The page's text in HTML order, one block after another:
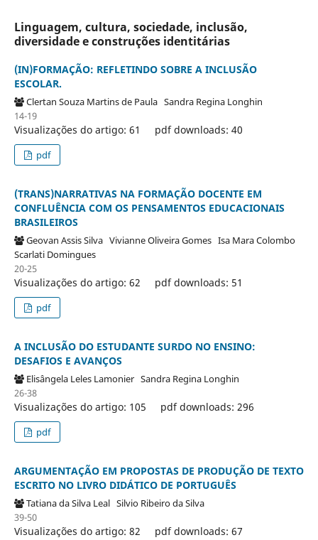
Linguagem, cultura, sociedade, inclusão,
diversidade e construções identitárias
(IN)FORMAÇÃO: REFLETINDO SOBRE A INCLUSÃO
ESCOLAR.
Clertan Souza Martins de Paula Sandra Regina Longhin
14-19
Visualizações do artigo: 61 pdf downloads: 40
pdf
(TRANS)NARRATIVAS NA FORMAÇÃO DOCENTE EM
CONFLUÊNCIA COM OS PENSAMENTOS EDUCACIONAIS
BRASILEIROS
Geovan Assis Silva Vivianne Oliveira Gomes Isa Mara Colombo
Scarlati Domingues
20-25
Visualizações do artigo: 62 pdf downloads: 51
pdf
A INCLUSÃO DO ESTUDANTE SURDO NO ENSINO:
DESAFIOS E AVANÇOS
Elisângela Leles Lamonier Sandra Regina Longhin
26-38
Visualizações do artigo: 105 pdf downloads: 296
pdf
ARGUMENTAÇÃO EM PROPOSTAS DE PRODUÇÃO DE TEXTO
ESCRITO NO LIVRO DIDÁTICO DE PORTUGUÊS
Tatiana da Silva Leal Silvio Ribeiro da Silva
39-50
Visualizações do artigo: 82 pdf downloads: 67